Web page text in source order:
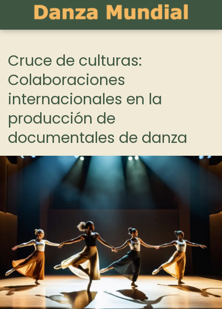
Cruce de culturas:
Colaboraciones
internacionales en la
producción de
documentales de danza